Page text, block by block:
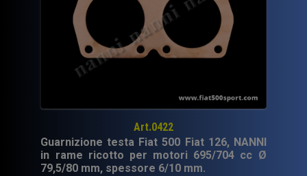
Art.0422
Guarnizione testa Fiat 500 Fiat 126, NANNI
in rame ricotto per motori 695/704 cc Ø
79,5/80 mm, spessore 6/10 mm.